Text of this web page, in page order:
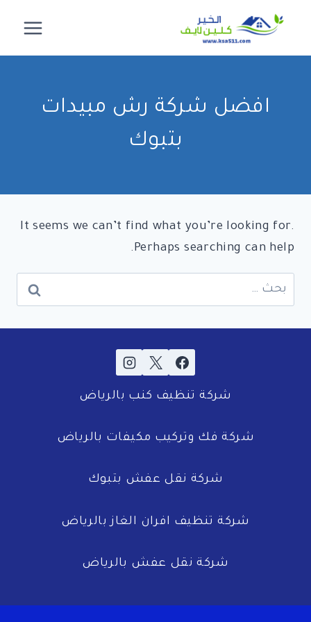
المحتوى
افضل شركة رش مبيدات
بتبوك
It seems we can’t find what you’re looking for.
Perhaps searching can help.
البحث
عن:
شركة تنظيف كنب بالرياض
شركة فك وتركيب مكيفات بالرياض
شركة نقل عفش بتبوك
شركة تنظيف افران الغاز بالرياض
شركة نقل عفش بالرياض